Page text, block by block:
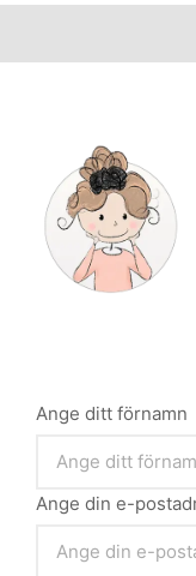
Ange ditt förnamn
Ange din e-